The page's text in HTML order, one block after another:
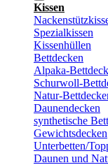
Kissen
Spezialkissen
Kissenhüllen
Bettdecken
Alpaka-
Schurwoll-
Natur-
Daunendecken
synthetische
Gewichtsdecken
Unterbetten/
Daunen und